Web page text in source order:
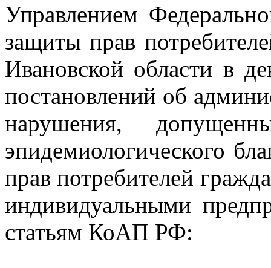
Управлением
защиты прав
Ивановской области в
постановлений об
нарушения,
эпидемиологического
прав потребителей
индивидуальными
статьям КоАП РФ: